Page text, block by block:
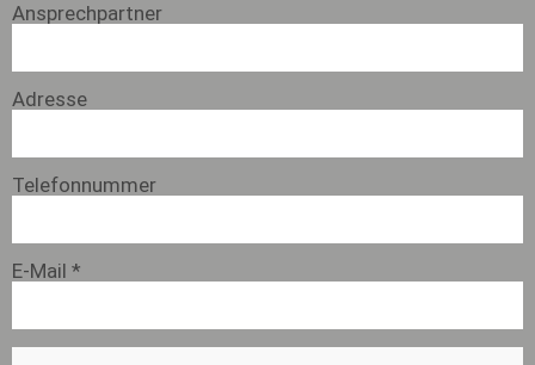
Ansprechpartner
Adresse
Telefonnummer
E-Mail *